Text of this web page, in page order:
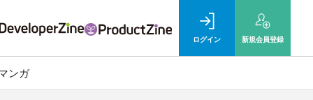
ログイン 新規会員登録
ンガ